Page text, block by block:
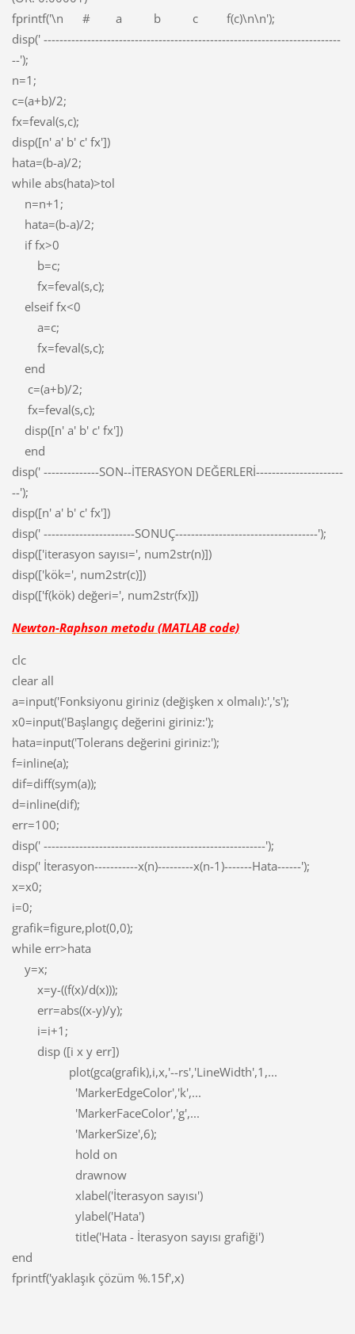
fprintf('\n # a b c f(c)\n\n');
disp(' ---------------------------------------------------------------------------
--');
n=1;
c=(a+b)/2;
fx=feval(s,c);
disp([n' a' b' c' fx'])
hata=(b-a)/2;
while abs(hata)>tol
n=n+1;
hata=(b-a)/2;
if fx>0
b=c;
fx=feval(s,c);
elseif fx<0
a=c;
fx=feval(s,c);
end
c=(a+b)/2;
fx=feval(s,c);
disp([n' a' b' c' fx'])
end
disp(' --------------SON--İTERASYON DEĞERLERİ----------------------
--');
disp([n' a' b' c' fx'])
disp(' -----------------------SONUÇ------------------------------------');
disp(['iterasyon sayısı=', num2str(n)])
disp(['kök=', num2str(c)])
disp(['f(kök) değeri=', num2str(fx)])
Newton-Raphson metodu (MATLAB code)
clc
clear all
a=input('Fonksiyonu giriniz (değişken x olmalı):','s');
x0=input('Başlangıç değerini giriniz:');
hata=input('Tolerans değerini giriniz:');
f=inline(a);
dif=diff(sym(a));
d=inline(dif);
err=100;
disp(' --------------------------------------------------------');
disp(' İterasyon-----------x(n)---------x(n-1)-------Hata------');
x=x0;
i=0;
grafik=figure,plot(0,0);
while err>hata
y=x;
x=y-((f(x)/d(x)));
err=abs((x-y)/y);
i=i+1;
disp ([i x y err])
plot(gca(grafik),i,x,'--rs','LineWidth',1,...
'MarkerEdgeColor','k',...
'MarkerFaceColor','g',...
'MarkerSize',6);
hold on
drawnow
xlabel('İterasyon sayısı')
ylabel('Hata')
title('Hata - İterasyon sayısı grafiği')
end
fprintf('yaklaşık çözüm %.15f',x)